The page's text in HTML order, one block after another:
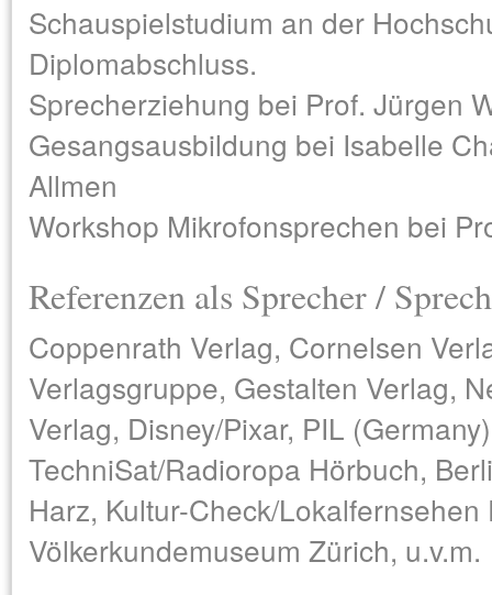
Schauspielstudium an der
Diplomabschluss.
Sprecherziehung bei Prof. Jürgen
Gesangsausbildung bei Isabelle
Allmen
Workshop Mikrofonsprechen bei
Referenzen als Sprecher /
Coppenrath Verlag, Cornelsen
Verlagsgruppe, Gestalten Verlag,
Verlag, Disney/Pixar, PIL
TechniSat/Radioropa Hörbuch,
Harz, Kultur-Check/
Völkerkundemuseum Zürich, u.v.m.